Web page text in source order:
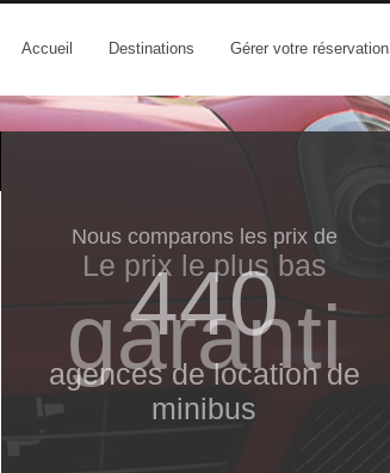
Accueil Destinations Gérer votre réservation
Nous comparons les prix de
440
agences de location de
minibus
Le prix le​ plus bas
garanti